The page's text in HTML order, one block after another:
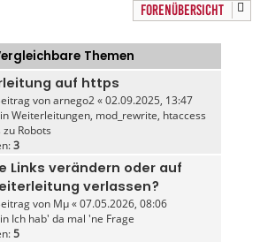
FORENÜBERSICHT
Themen
auf https
vonarnego2«02.09.2025, 13:47
Weiterleitungen, mod_rewrite, htaccess
Robots
3
Links verändern oder auf
verlassen?
von Mµ«07.05.2026, 08:06
Ich hab' da mal 'ne Frage
5